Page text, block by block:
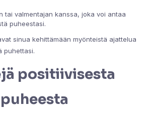
tai valmentajan kanssa, joka voi antaa
puheestasi.
sinua kehittämään myönteistä ajattelua
puhettasi.
positiivisesta